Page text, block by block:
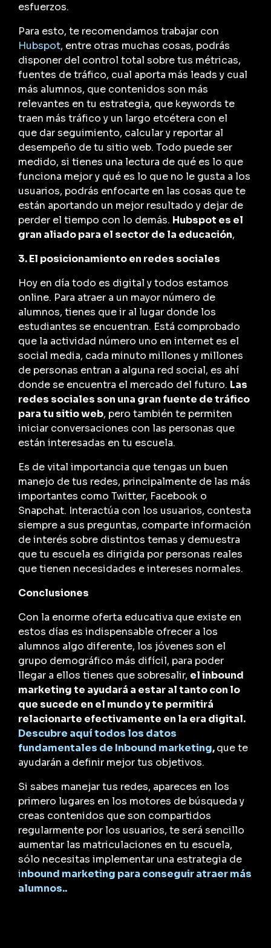
esfuerzos.
Para esto, te recomendamos trabajar con
Hubspot, entre otras muchas cosas, podrás
disponer del control total sobre tus métricas,
fuentes de tráfico, cual aporta más leads y cual
más alumnos, que contenidos son más
relevantes en tu estrategia, que keywords te
traen más tráfico y un largo etcétera con el
que dar seguimiento, calcular y reportar al
desempeño de tu sitio web. Todo puede ser
medido, si tienes una lectura de qué es lo que
funciona mejor y qué es lo que no le gusta a los
usuarios, podrás enfocarte en las cosas que te
están aportando un mejor resultado y dejar de
perder el tiempo con lo demás. Hubspot es el
gran aliado para el sector de la educación,
3. El posicionamiento en redes sociales
Hoy en día todo es digital y todos estamos
online. Para atraer a un mayor número de
alumnos, tienes que ir al lugar donde los
estudiantes se encuentran. Está comprobado
que la actividad número uno en internet es el
social media, cada minuto millones y millones
de personas entran a alguna red social, es ahí
donde se encuentra el mercado del futuro. Las
redes sociales son una gran fuente de tráfico
para tu sitio web, pero también te permiten
iniciar conversaciones con las personas que
están interesadas en tu escuela.
Es de vital importancia que tengas un buen
manejo de tus redes, principalmente de las más
importantes como Twitter, Facebook o
Snapchat. Interactúa con los usuarios, contesta
siempre a sus preguntas, comparte información
de interés sobre distintos temas y demuestra
que tu escuela es dirigida por personas reales
que tienen necesidades e intereses normales.
Conclusiones
Con la enorme oferta educativa que existe en
estos días es indispensable ofrecer a los
alumnos algo diferente, los jóvenes son el
grupo demográfico más difícil, para poder
llegar a ellos tienes que sobresalir, el inbound
marketing te ayudará a estar al tanto con lo
que sucede en el mundo y te permitirá
relacionarte efectivamente en la era digital.
Descubre aquí todos los datos
fundamentales de Inbound marketing,que te
ayudarán a definir mejor tus objetivos.
Si sabes manejar tus redes, apareces en los
primero lugares en los motores de búsqueda y
creas contenidos que son compartidos
regularmente por los usuarios, te será sencillo
aumentar las matriculaciones en tu escuela,
sólo necesitas implementar una estrategia de
inbound marketing para conseguir atraer más
alumnos..